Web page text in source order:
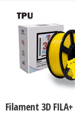
Filament 3D